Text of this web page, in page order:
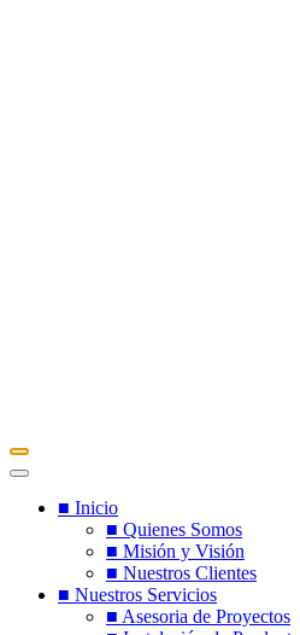
■ Inicio
■ Quienes Somos
■ Misión y Visión
■ Nuestros Clientes
■ Nuestros Servicios
■ Asesoria de Proyectos